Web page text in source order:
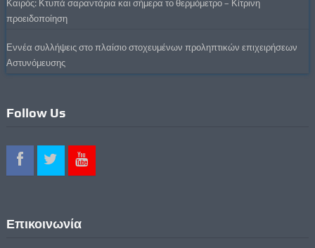
Καιρός: Κτυπά σαραντάρια και σήμερα το θερμόμετρο – Κίτρινη
προειδοποίηση
Εννέα συλλήψεις στο πλαίσιο στοχευμένων προληπτικών επιχειρήσεων
Αστυνόμευσης
Follow Us
Επικοινωνία